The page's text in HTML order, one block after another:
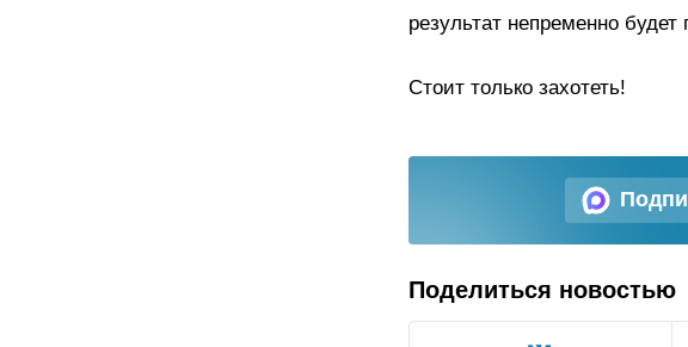
результат непременно
Стоит только захотеть!
Поделиться новостью